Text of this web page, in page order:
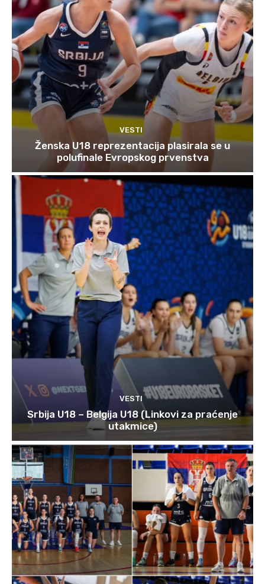
VESTI
Ženska U18 reprezentacija plasirala se u
polufinale Evropskog prvenstva
VESTI
Srbija U18 – Belgija U18 (Linkovi za praćenje
utakmice)